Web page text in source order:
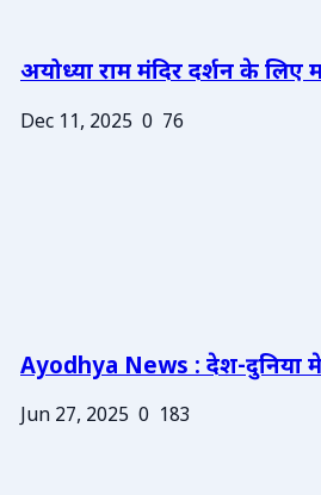
अयोध्या राम मंदिर दर्शन के लिए
Dec 11, 2025 0 76
Ayodhya News : देश-दुनिया मे
Jun 27, 2025 0 183